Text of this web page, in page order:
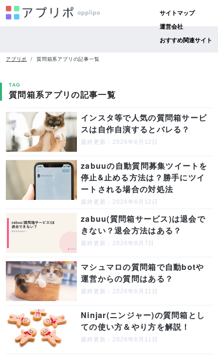
サイトマップ
運営会社
おすすめ関連サイト
アプリポ 質問箱系アプリの記事一覧
TAG
質問箱系アプリの記事一覧
インスタ等で人気の質問箱サービ
スは自作自演するとバレる？
最終更新：2026年6月12日
zabuuの自動質問募集ツイートを
停止&止める方法は？勝手にツイ
ートされる場合の対処法
最終更新：2026年6月12日
zabuu(質問箱サービス)は退会で
きない？退会方法はある？
最終更新：2026年8月7日
マシュマロの質問箱で自動botや
運営からの質問はある？
最終更新：2026年6月11日
Ninjar(ニンジャー)の質問箱とし
ての使い方＆やり方を解説！
最終更新：2026年6月11日